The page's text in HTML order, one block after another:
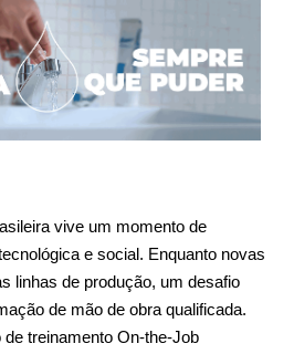
vive um momento de
e social. Enquanto novas
linhas de produção, um desafio
de mão de obra qualificada.
treinamento On-the-Job